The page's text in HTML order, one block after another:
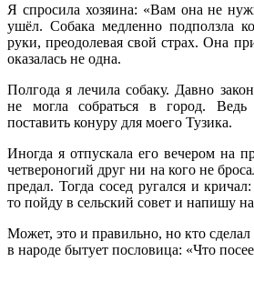
Я спросила хозяина: «Вам она не
ушёл. Собака медленно подползла
руки, преодолевая свой страх. Она
оказалась не одна.
Полгода я лечила собаку. Давно
не могла собраться в город.
поставить конуру для моего Тузика.
Иногда я отпускала его вечером на
четвероногий друг ни на кого не
предал. Тогда сосед ругался и
то пойду в сельский совет и напишу на
Может, это и правильно, но кто сделал
в народе бытует пословица: «Что